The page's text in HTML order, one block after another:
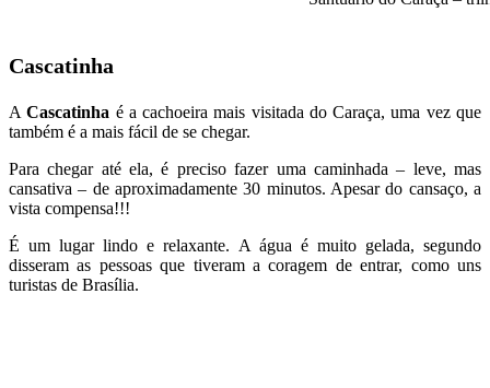
Cascatinha
ACascatinha é a cachoeira mais visitada do Caraça, uma vez que
também é a mais fácil de se chegar.
Para chegar até ela, é preciso fazer uma caminhada – leve, mas
cansativa – de aproximadamente 30 minutos. Apesar do cansaço, a
vista compensa!!!
É um lugar lindo e relaxante. A água é muito gelada, segundo
disseram as pessoas que tiveram a coragem de entrar, como uns
turistas de Brasília.